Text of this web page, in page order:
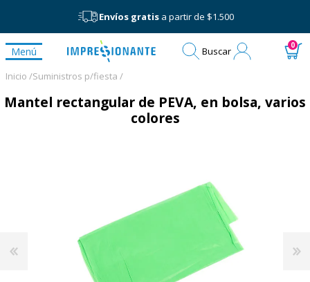
Envíos gratisa partir de $1.500
Menú Buscar 0
Inicio /Suministros p/fiesta /
Mantel rectangular de PEVA, en bolsa, varios
colores